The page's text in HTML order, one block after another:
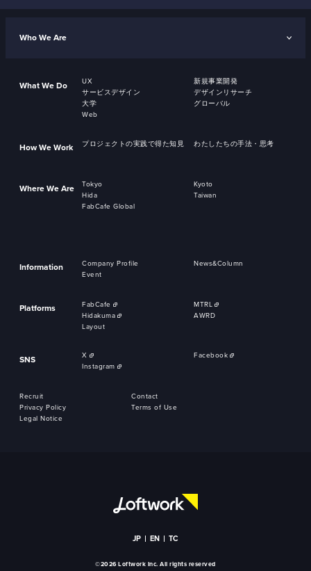
Who We Are
What We Do UX
新規事業開発
サービスデザイン
デザインリサーチ
大学
グローバル
Web
How We Work プロジェクトの実践で得た知見 わたしたちの手法・思考
Where We Are Tokyo
Kyoto
Hida
Taiwan
FabCafe Global
Information Company Profile
News&Column
Event
Platforms FabCafe
MTRL
Hidakuma
AWRD
Layout
SNS X
Facebook
Instagram
Recruit
Contact
Privacy Policy
Terms of Use
Legal Notice
JP EN TC
©2026 Loftwork Inc. All rights reserved